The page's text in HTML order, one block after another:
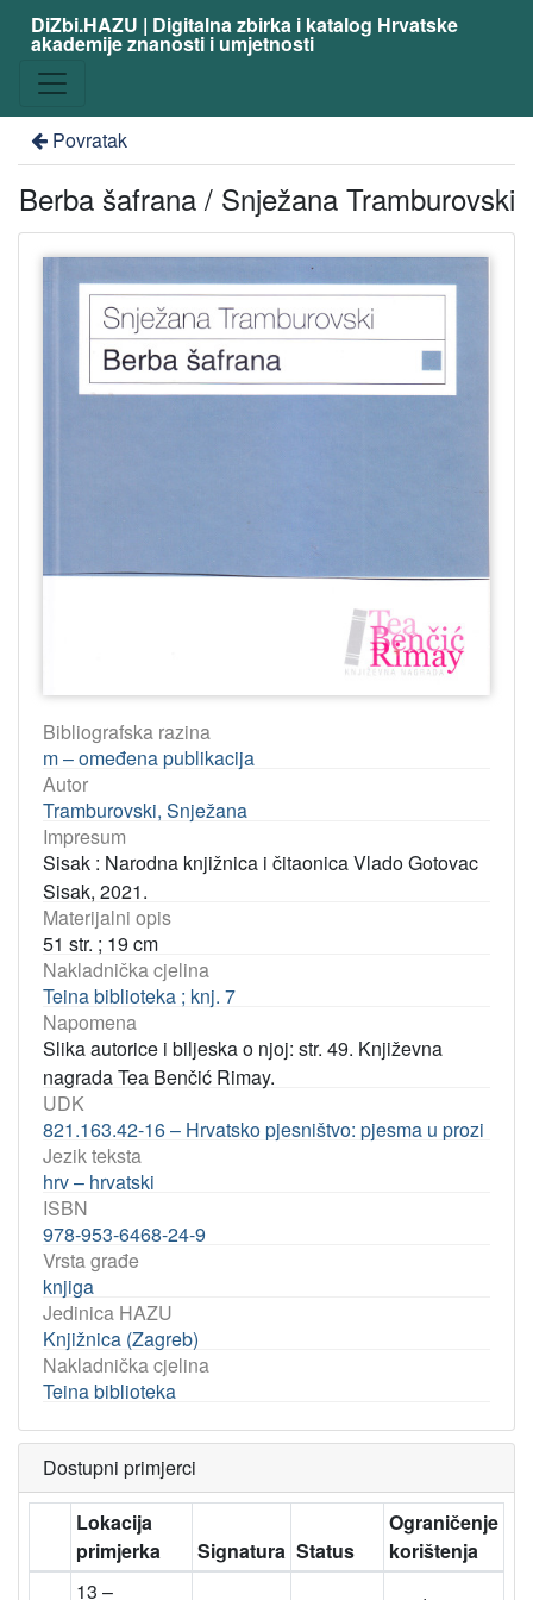
DiZbi.HAZU | Digitalna zbirka i katalog Hrvatske
akademije znanosti i umjetnosti
Povratak
Berba šafrana / Snježana Tramburovski
Bibliografska razina
m – omeđena publikacija
Autor
Tramburovski, Snježana
Impresum
Sisak : Narodna knjižnica i čitaonica Vlado Gotovac
Sisak, 2021.
Materijalni opis
51 str. ; 19 cm
Nakladnička cjelina
Teina biblioteka ; knj. 7
Napomena
Slika autorice i biljeska o njoj: str. 49. Književna
nagrada Tea Benčić Rimay.
UDK
821.163.42-16 – Hrvatsko pjesništvo: pjesma u prozi
Jezik teksta
hrv – hrvatski
ISBN
978-953-6468-24-9
Vrsta građe
knjiga
Jedinica HAZU
Knjižnica (Zagreb)
Nakladnička cjelina
Teina biblioteka
Dostupni primjerci
Lokacija
primjerka
Signatura Status
Ograničenje
korištenja
13 –